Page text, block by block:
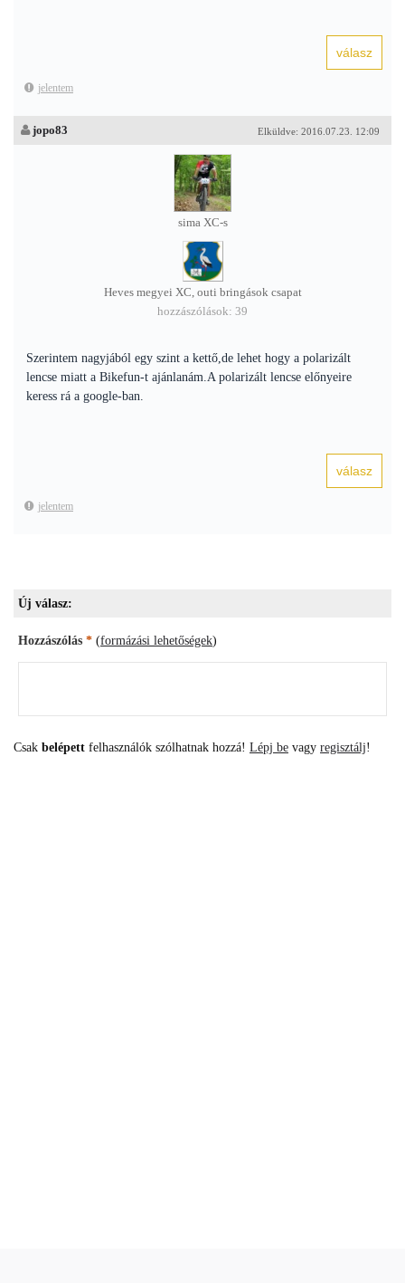
jelentem
Elküldve: 2016.07.23. 12:09
jopo83
sima XC-s
Heves megyei XC, outi bringások csapat
hozzászólások: 39
Szerintem nagyjából egy szint a kettő,de lehet hogy a polarizált
lencse miatt a Bikefun-t ajánlanám.A polarizált lencse előnyeire
keress rá a google-ban.
jelentem
Új válasz:
Hozzászólás * (formázási lehetőségek)
Csak belépett felhasználók szólhatnak hozzá! Lépj be vagy regisztálj!